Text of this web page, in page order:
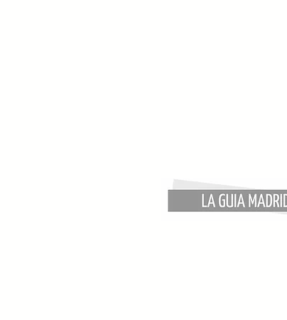
¿Qué revisar en tu
eléctrica antes de